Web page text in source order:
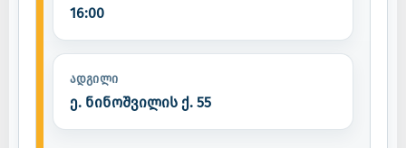
16:00
ᲐᲓᲒᲘᲚᲘ
ე. ნინოშვილის ქ. 55